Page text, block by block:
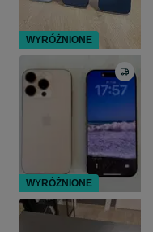
WYRÓŻNIONE
WYRÓŻNIONE